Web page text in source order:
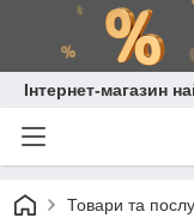
Інтернет-магазин
Товари та